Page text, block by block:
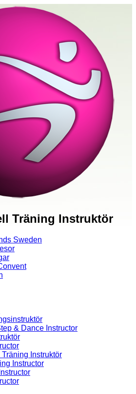
Träning Instruktör
Sweden
& Dance Instructor
Instruktör
Instructor